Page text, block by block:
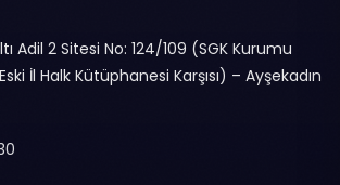
Adil 2 Sitesi No: 124/109 (SGK Kurumu
İl Halk Kütüphanesi Karşısı) – Ayşekadın